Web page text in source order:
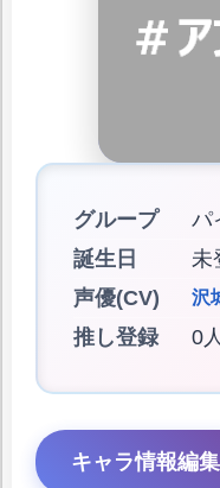
グループ
パ
誕生日
未
声優(CV)
沢
推し登録 0
キャラ情報編集